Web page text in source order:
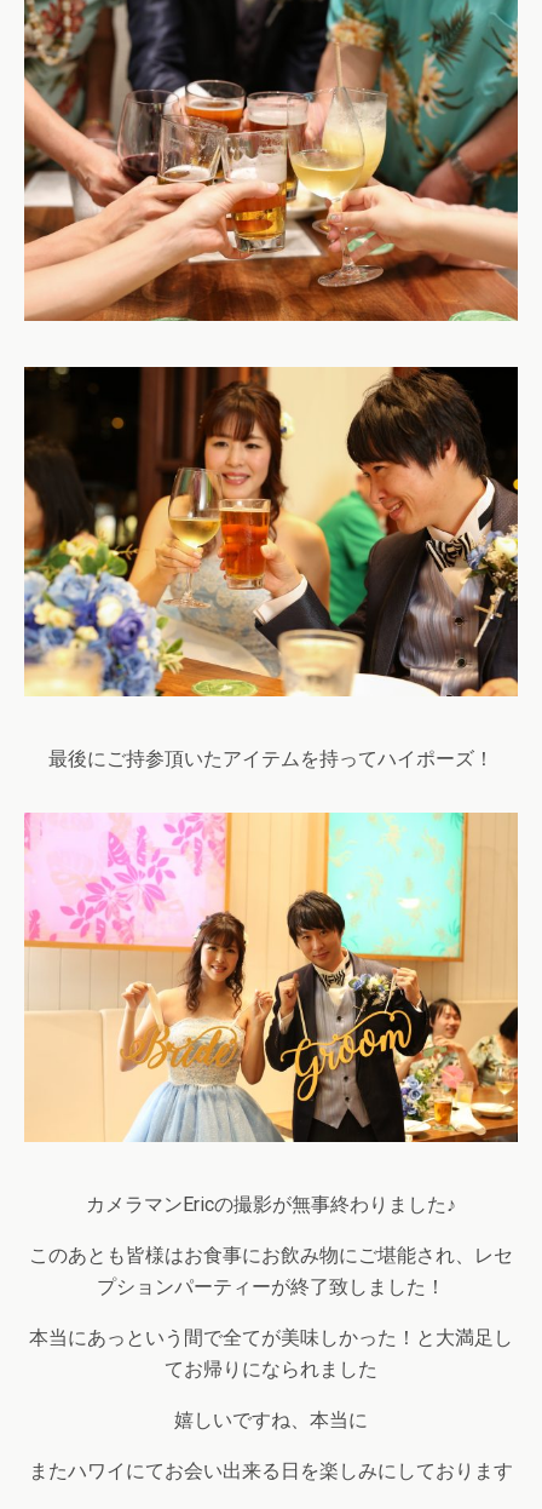
最後にご持参頂いたアイテムを持ってハイポーズ！
カメラマンEricの撮影が無事終わりました♪
このあとも皆様はお食事にお飲み物にご堪能され、レセ
プションパーティーが終了致しました！
本当にあっという間で全てが美味しかった！と大満足し
てお帰りになられました
嬉しいですね、本当に
またハワイにてお会い出来る日を楽しみにしております